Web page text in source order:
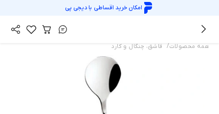
امکان خرید اقساطی بادیجی پی
همه محصولات/ قاشق، چنگال و کارد